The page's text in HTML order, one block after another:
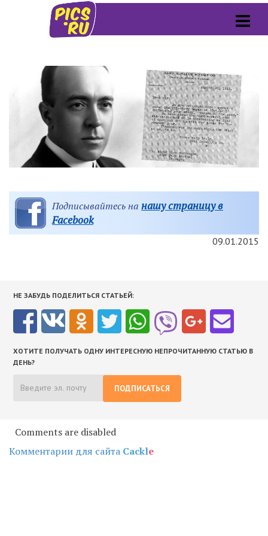
Подписывайтесь на нашу страницу в
Facebook
09.01.2015
НЕ ЗАБУДЬ ПОДЕЛИТЬСЯ СТАТЬЕЙ:
ХОТИТЕ ПОЛУЧАТЬ ОДНУ ИНТЕРЕСНУЮ НЕПРОЧИТАННУЮ СТАТЬЮ В
ДЕНЬ?
ПОДПИСАТЬСЯ
Comments are disabled
Комментарии для сайта Cackle